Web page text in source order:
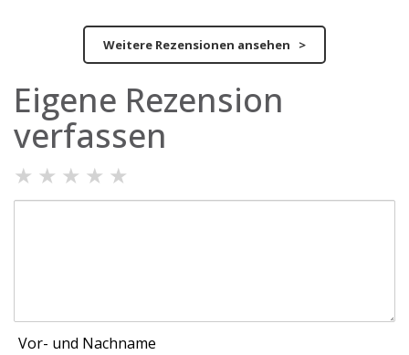
Weitere Rezensionen ansehen >
Eigene Rezension
verfassen
★ ★ ★ ★ ★
Vor- und Nachname